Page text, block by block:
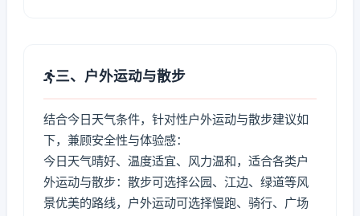
三、户外运动与散步
结合今日天气条件，针对性户外运动与散步建议如
下，兼顾安全性与体验感：
今日天气晴好、温度适宜、风力温和，适合各类户
外运动与散步：散步可选择公园、江边、绿道等风
景优美的路线，户外运动可选择慢跑、骑行、广场